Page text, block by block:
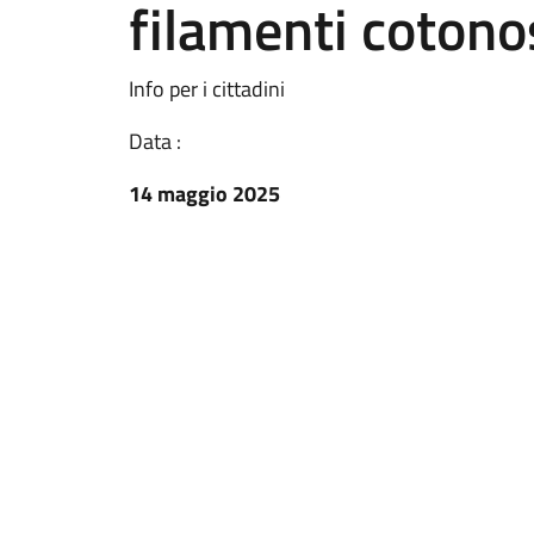
filamenti
Info per i cittadini
Data :
14 maggio 2025